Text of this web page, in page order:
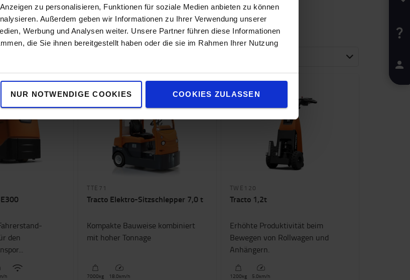
zu personalisieren, Funktionen für soziale Medien anbieten zu können
Außerdem geben wir Informationen zu Ihrer Verwendung unserer
Werbung und Analysen weiter. Unsere Partner führen diese Informationen
die Sie ihnen bereitgestellt haben oder die sie im Rahmen Ihrer Nutzung
NUR NOTWENDIGE COOKIES COOKIES ZULASSEN
Alle Schlepper
den
h
TTE71
Tracto Elektro-Sitzschlepper 7,0 t
Kompakte Bauweise kombiniert
mit hoher Tonnage
7000kg 18.0km/h
TWE120
Tracto 1,2t
Erhöhte Produktivität beim
Bewegen von Rollwagen und
Anhängern.
1200kg 5.0km/h